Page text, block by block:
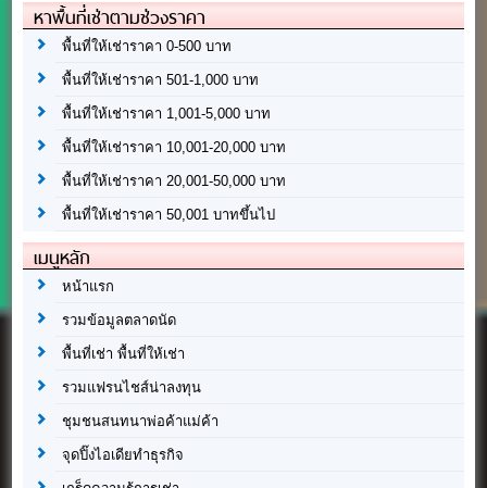
หาพื้นที่เช่าตามช่วงราคา
พื้นที่ให้เช่าราคา 0-500 บาท
พื้นที่ให้เช่าราคา 501-1,000 บาท
พื้นที่ให้เช่าราคา 1,001-5,000 บาท
พื้นที่ให้เช่าราคา 10,001-20,000 บาท
พื้นที่ให้เช่าราคา 20,001-50,000 บาท
พื้นที่ให้เช่าราคา 50,001 บาทขึ้นไป
เมนูหลัก
หน้าแรก
รวมข้อมูลตลาดนัด
พื้นที่เช่า พื้นที่ให้เช่า
รวมแฟรนไชส์น่าลงทุน
ชุมชนสนทนาพ่อค้าแม่ค้า
จุดปิ๊งไอเดียทำธุรกิจ